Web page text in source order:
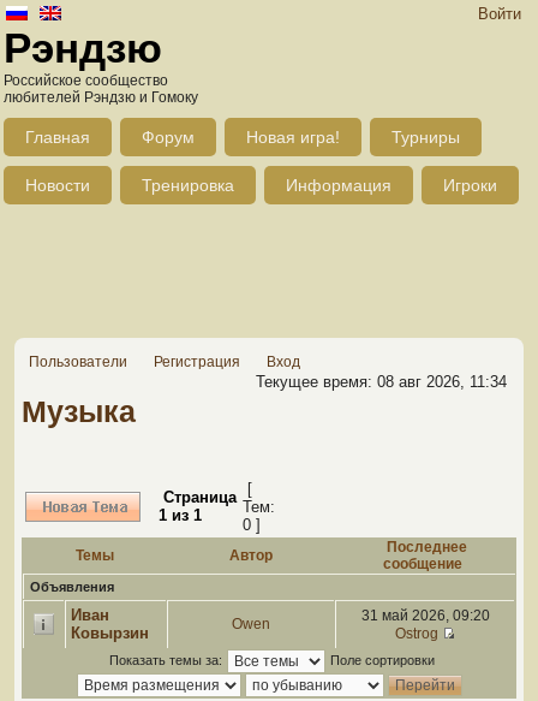
Войти
Рэндзю
Российское сообщество
любителей Рэндзю и Гомоку
Главная Форум Новая игра! Турниры
Новости Тренировка Информация Игроки
Пользователи Регистрация Вход
Текущее время: 08 авг 2026, 11:34
Музыка
Страница
1 из 1
[
Тем:
0 ]
Темы Автор
Последнее
сообщение
Объявления
Иван
Ковырзин
Owen
31 май 2026, 09:20
Ostrog
Показать темы за: Поле сортировки